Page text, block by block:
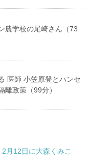
農学校の尾崎さん（73
医師 小笠原登とハンセ
離政策（99分）
月12日に大森くみこ